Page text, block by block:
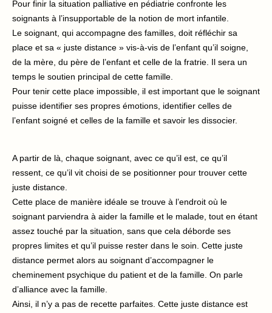
Pour finir la situation palliative en pédiatrie confronte les
soignants à l’insupportable de la notion de mort infantile.
Le soignant, qui accompagne des familles, doit réfléchir sa
place et sa « juste distance » vis-à-vis de l’enfant qu’il soigne,
de la mère, du père de l’enfant et celle de la fratrie. Il sera un
temps le soutien principal de cette famille.
Pour tenir cette place impossible, il est important que le soignant
puisse identifier ses propres émotions, identifier celles de
l’enfant soigné et celles de la famille et savoir les dissocier.
A partir de là, chaque soignant, avec ce qu’il est, ce qu’il
ressent, ce qu’il vit choisi de se positionner pour trouver cette
juste distance.
Cette place de manière idéale se trouve à l’endroit où le
soignant parviendra à aider la famille et le malade, tout en étant
assez touché par la situation, sans que cela déborde ses
propres limites et qu’il puisse rester dans le soin. Cette juste
distance permet alors au soignant d’accompagner le
cheminement psychique du patient et de la famille. On parle
d’alliance avec la famille.
Ainsi, il n’y a pas de recette parfaites. Cette juste distance est